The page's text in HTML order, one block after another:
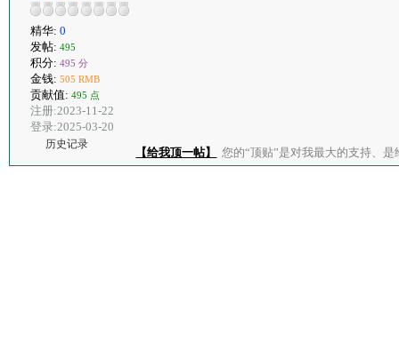
精华: 0
发帖: 495
积分: 495 分
金钱: 505 RMB
贡献值: 495 点
注册:2023-11-22
登录:2025-03-20
历史记录
【给我顶一帖】 您的“顶贴”是对我最大的支持、